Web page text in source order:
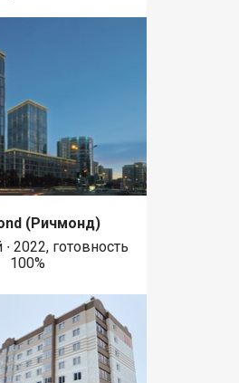
(Ричмонд)
2022, готовность
100%